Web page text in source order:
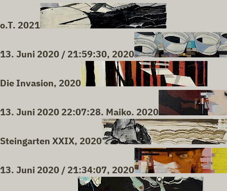
o.T. 2021
13. Juni 2020 / 21:59:30, 2020
Die Invasion, 2020
13. Juni 2020 22:07:28. Maiko. 2020
Steingarten XXIX, 2020
13. Juni 2020 / 21:34:07, 2020